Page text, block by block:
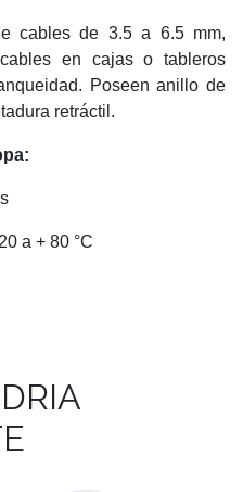
cables de 3.5 a 6.5 mm,
en cajas o tableros
Poseen anillo de
retráctil.
a + 80 °C